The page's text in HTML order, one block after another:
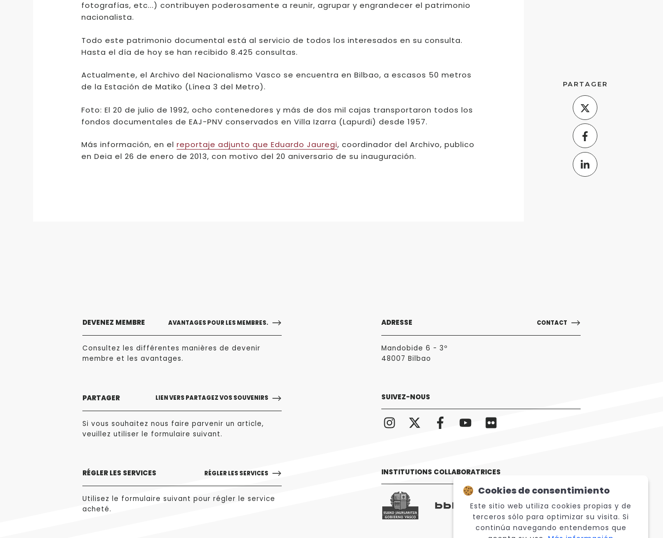
fotografías, etc...) contribuyen poderosamente a reunir, agrupar y engrandecer el patrimonio
nacionalista.
Todo este patrimonio documental está al servicio de todos los interesados en su consulta.
Hasta el día de hoy se han recibido 8.425 consultas.
Actualmente, el Archivo del Nacionalismo Vasco se encuentra en Bilbao, a escasos 50 metros
de la Estación de Matiko (Línea 3 del Metro).
Foto: El 20 de julio de 1992, ocho contenedores y más de dos mil cajas transportaron todos los
fondos documentales de EAJ-PNV conservados en Villa Izarra (Lapurdi) desde 1957.
Más información, en el reportaje adjunto que Eduardo Jauregi, coordinador del Archivo, publico
en Deia el 26 de enero de 2013, con motivo del 20 aniversario de su inauguración.
PARTAGER
DEVENEZ MEMBRE AVANTAGES POUR LES MEMBRES.
Consultez les différentes manières de devenir
membre et les avantages.
PARTAGER LIEN VERS PARTAGEZ VOS SOUVENIRS
Si vous souhaitez nous faire parvenir un article,
veuillez utiliser le formulaire suivant.
RÉGLER LES SERVICES RÉGLER LES SERVICES
Utilisez le formulaire suivant pour régler le service
acheté.
ADRESSE CONTACT
Mandobide 6 - 3º
48007 Bilbao
SUIVEZ-NOUS
INSTITUTIONS COLLABORATRICES
Cookies de consentimiento
Este sitio web utiliza cookies propias y de
terceros sólo para optimizar su visita. Si
continúa navegando entendemos que